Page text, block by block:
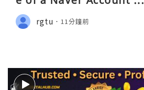
rgtu 11分鐘前